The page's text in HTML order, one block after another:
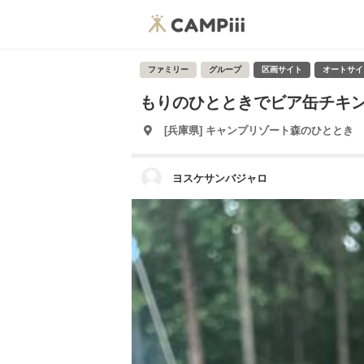
ファミリー グループ 区画サイト オートサ
もりのひとときでビア缶チキ
[兵庫県] キャンプリゾート森のひととき
ヨスケサンバジャロ